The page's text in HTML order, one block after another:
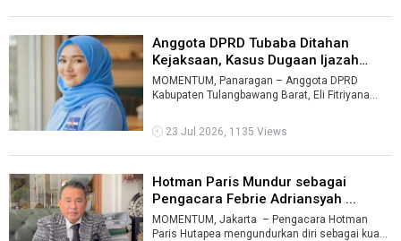
Anggota DPRD Tubaba Ditahan
Kejaksaan, Kasus Dugaan Ijazah
Palsu ...
MOMENTUM, Panaragan – Anggota DPRD
Kabupaten Tulangbawang Barat, Eli Fitriyana
23 Jul 2026, 1135 Views
Hotman Paris Mundur sebagai
Pengacara Febrie Adriansyah ...
MOMENTUM, Jakarta – Pengacara Hotman
Paris Hutapea mengundurkan diri sebagai kuasa